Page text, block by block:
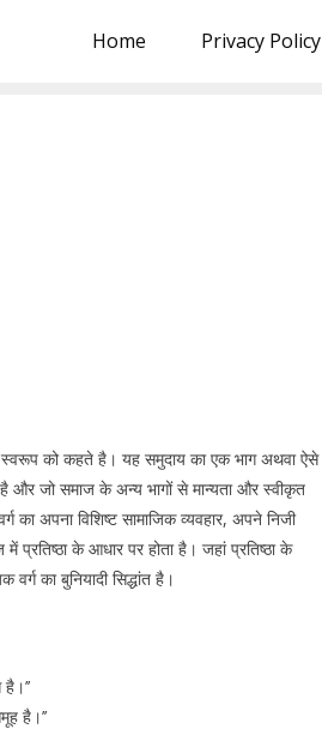
Home Privacy Policy
स्वरूप को कहते है। यह समुदाय का एक भाग अथवा ऐसे
और जो समाज के अन्य भागों से मान्यता और स्वीकृत
का अपना विशिष्ट सामाजिक व्यवहार, अपने निजी
प्रतिष्ठा के आधार पर होता है। जहां प्रतिष्ठा के
वर्ग का बुनियादी सिद्धांत है।
है।’’